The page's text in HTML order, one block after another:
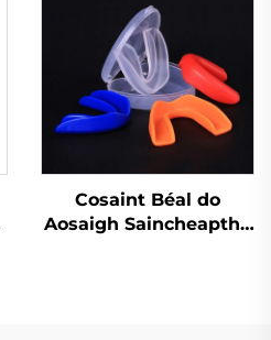
Cosainte Fiacla do
Spóirt, Cás MMA,
Cosainte Béal do
Chnaipíocht Fiacla
Cosaint Béal do
Aosaigh Saincheaptha